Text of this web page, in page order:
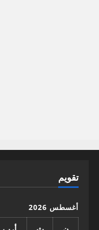
تقويم
أغسطس 2026